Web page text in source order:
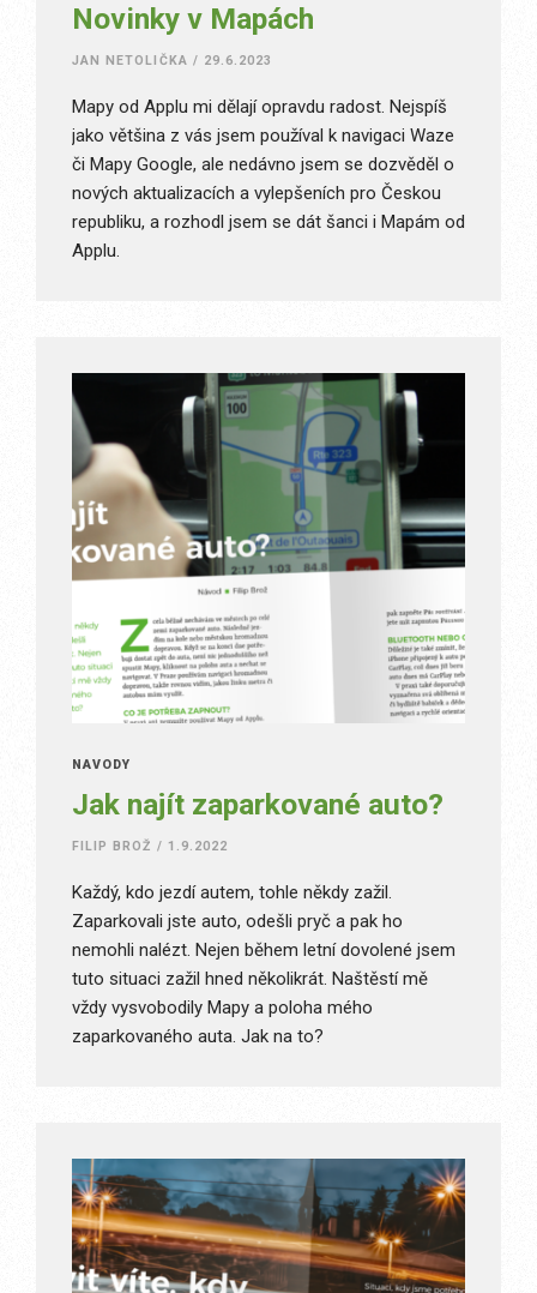
Novinky v Mapách
JAN NETOLIČKA / 29.6.2023
Mapy od Applu mi dělají opravdu radost. Nejspíš
jako většina z vás jsem používal k navigaci Waze
či Mapy Google, ale nedávno jsem se dozvěděl o
nových aktualizacích a vylepšeních pro Českou
republiku, a rozhodl jsem se dát šanci i Mapám od
Applu.
NÁVODY
Jak najít zaparkované auto?
FILIP BROŽ / 1.9.2022
Každý, kdo jezdí autem, tohle někdy zažil.
Zaparkovali jste auto, odešli pryč a pak ho
nemohli nalézt. Nejen během letní dovolené jsem
tuto situaci zažil hned několikrát. Naštěstí mě
vždy vysvobodily Mapy a poloha mého
zaparkovaného auta. Jak na to?